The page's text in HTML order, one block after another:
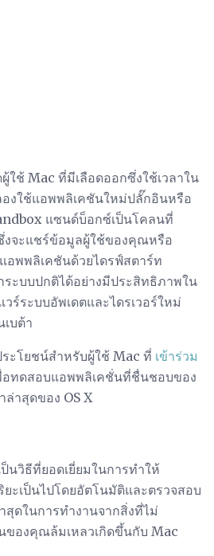
ช้ Mac ที่มีเลือดออกซึ่งใช้เวลาใน
งใช้แอพพลิเคชันใหม่ปลั๊กอินหรือ
แซนด์บ็อกซ์เป็นโคลนที่
งจะแชร์ข้อมูลผู้ใช้ของคุณหรือ
อพพลิเคชันด้วยไดรฟ์สตาร์ท
ะบบปกติได้อย่างมีประสิทธิภาพใน
ระบบอัพเดตและไดรเวอร์ใหม่
บต้า
ะโยชน์สำหรับผู้ใช้ Mac ที่ เข้าร่วม
อทดสอบแอพพลิเคชั่นที่ชื่นชอบของ
ล่าสุดของ OS X
นวิธีที่ยอดเยี่ยมในการทำให้
ะเป็นไปโดยอัตโนมัติและตรวจสอบ
ดในการทำงานจากสิ่งที่ไม่
ของคุณล้มเหลวเกิดขึ้นกับ Mac